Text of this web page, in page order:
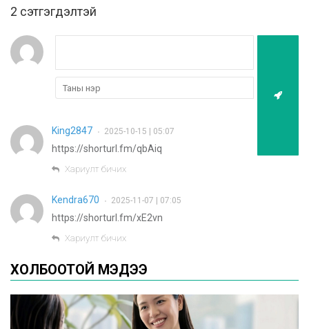
2 cэтгэгдэлтэй
King2847 • 2025-10-15 | 05:07
https://shorturl.fm/qbAiq
Хариулт бичих
Kendra670 • 2025-11-07 | 07:05
https://shorturl.fm/xE2vn
Хариулт бичих
ХОЛБООТОЙ МЭДЭЭ